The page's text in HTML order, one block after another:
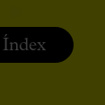
Índex